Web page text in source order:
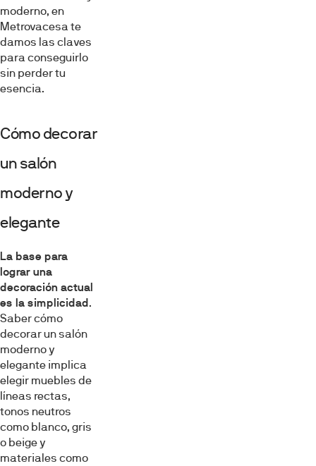
moderno, en
Metrovacesa te
damos las claves
para conseguirlo
sin perder tu
esencia.
Cómo decorar
un salón
moderno y
elegante
La base para
lograr una
decoración actual
es la simplicidad.
Saber cómo
decorar un salón
moderno y
elegante implica
elegir muebles de
líneas rectas,
tonos neutros
como blanco, gris
o beige y
materiales como